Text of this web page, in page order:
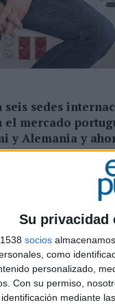
Su privacidad
socios
como
personalizado,
Con su permiso,
mediante
SEMESTRE HASTA LOS
MEDIA MANAGEMENT &
sedes
mercado
Alemania y
su expansión
último trimestre
con divisiones
y
de su